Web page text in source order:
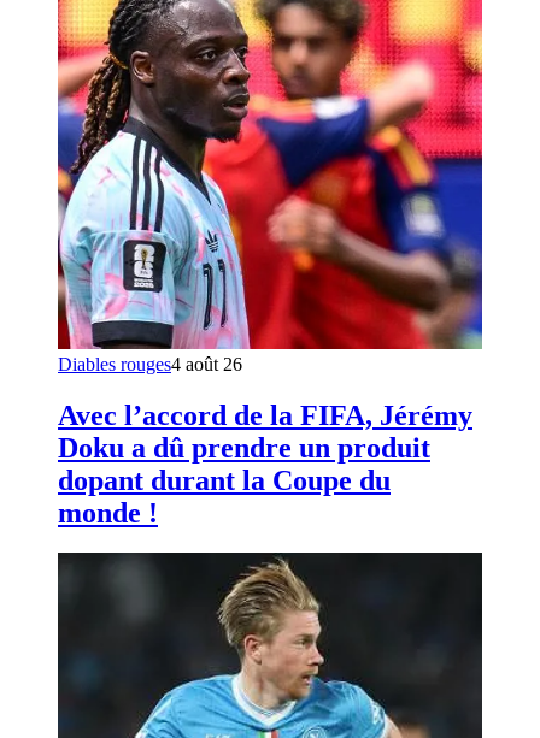
Diables rouges4 août 26
Avec l’accord de la FIFA, Jérémy
Doku a dû prendre un produit
dopant durant la Coupe du
monde !